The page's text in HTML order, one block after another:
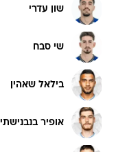
שון עדרי
שי סבח
בילאל שאהין
אופיר בנבנישתי